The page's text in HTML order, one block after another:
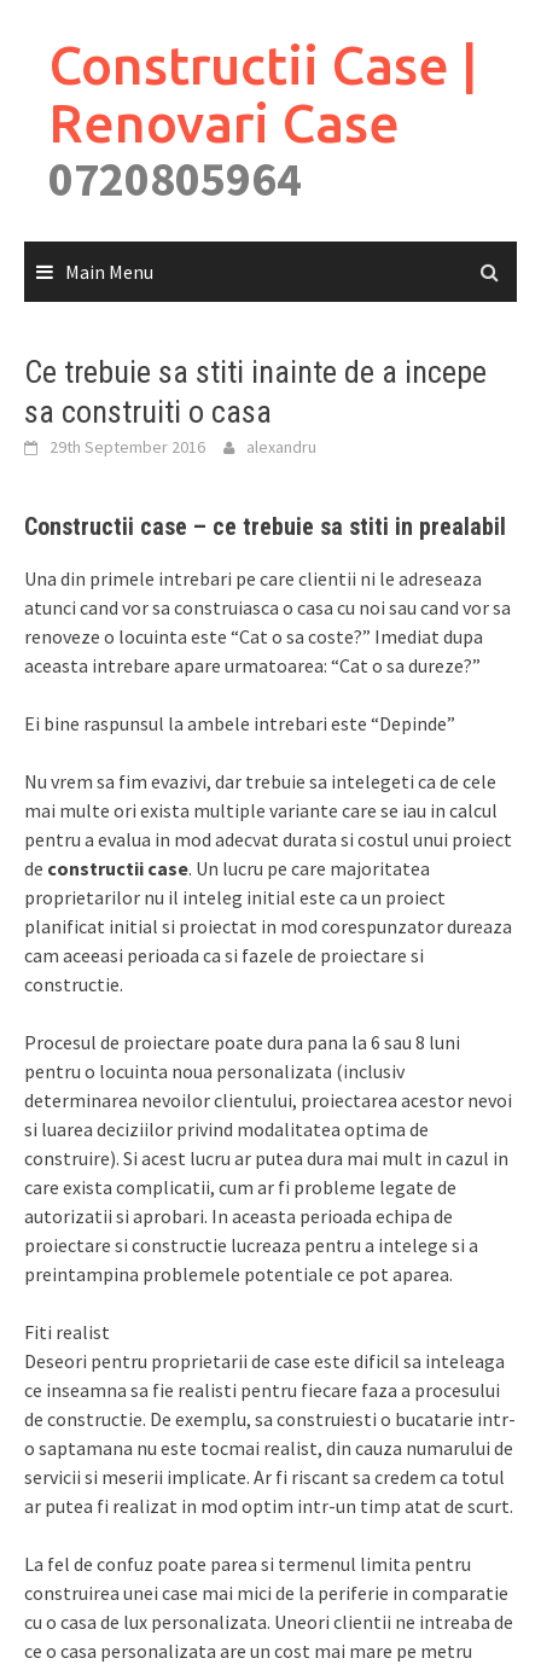
contentConstructii Case |
Renovari Case
0720805964
Main Menu
Ce trebuie sa stiti inainte de a incepe
sa construiti o casa
29th September 2016 alexandru
Constructii case – ce trebuie sa stiti in prealabil
Una din primele intrebari pe care clientii ni le adreseaza
atunci cand vor sa construiasca o casa cu noi sau cand vor sa
renoveze o locuinta este “Cat o sa coste?” Imediat dupa
aceasta intrebare apare urmatoarea: “Cat o sa dureze?”
Ei bine raspunsul la ambele intrebari este “Depinde”
Nu vrem sa fim evazivi, dar trebuie sa intelegeti ca de cele
mai multe ori exista multiple variante care se iau in calcul
pentru a evalua in mod adecvat durata si costul unui proiect
de constructii case. Un lucru pe care majoritatea
proprietarilor nu il inteleg initial este ca un proiect
planificat initial si proiectat in mod corespunzator dureaza
cam aceeasi perioada ca si fazele de proiectare si
constructie.
Procesul de proiectare poate dura pana la 6 sau 8 luni
pentru o locuinta noua personalizata (inclusiv
determinarea nevoilor clientului, proiectarea acestor nevoi
si luarea deciziilor privind modalitatea optima de
construire). Si acest lucru ar putea dura mai mult in cazul in
care exista complicatii, cum ar fi probleme legate de
autorizatii si aprobari. In aceasta perioada echipa de
proiectare si constructie lucreaza pentru a intelege si a
preintampina problemele potentiale ce pot aparea.
Fiti realist
Deseori pentru proprietarii de case este dificil sa inteleaga
ce inseamna sa fie realisti pentru fiecare faza a procesului
de constructie. De exemplu, sa construiesti o bucatarie intr-
o saptamana nu este tocmai realist, din cauza numarului de
servicii si meserii implicate. Ar fi riscant sa credem ca totul
ar putea fi realizat in mod optim intr-un timp atat de scurt.
La fel de confuz poate parea si termenul limita pentru
construirea unei case mai mici de la periferie in comparatie
cu o casa de lux personalizata. Uneori clientii ne intreaba de
ce o casa personalizata are un cost mai mare pe metru